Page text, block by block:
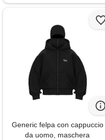
Generic felpa con cappuccio
da uomo, maschera